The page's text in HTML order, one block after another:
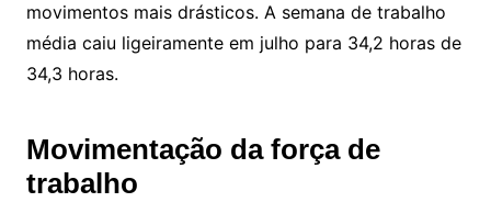
movimentos mais drásticos. A semana de trabalho
média caiu ligeiramente em julho para 34,2 horas de
34,3 horas.
Movimentação da força de
trabalho